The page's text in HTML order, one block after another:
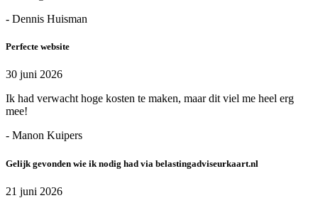
- Dennis Huisman
Perfecte website
30 juni 2026
Ik had verwacht hoge kosten te maken, maar dit viel me heel erg
mee!
- Manon Kuipers
Gelijk gevonden wie ik nodig had via belastingadviseurkaart.nl
21 juni 2026